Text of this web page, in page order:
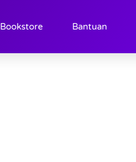
Bookstore Bantuan